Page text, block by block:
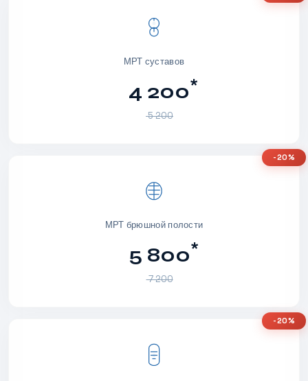
МРТ суставов
4 200*
5 200
МРТ брюшной полости
5 800*
7 200
-20%
-20%